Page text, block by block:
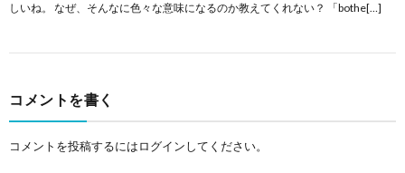
しいね。 なぜ、そんなに色々な意味になるのか教えてくれない？ 「bothe[…]
コメントを書く
コメントを投稿するにはログインしてください。